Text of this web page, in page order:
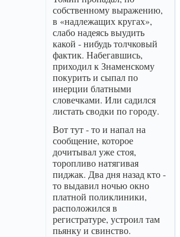
собственному выражению,
в «надлежащих кругах»,
слабо надеясь выудить
какой - нибудь толчковый
фактик. Набегавшись,
приходил к Знаменскому
покурить и сыпал по
инерции блатными
словечками. Или садился
листать сводки по городу.
Вот тут - то и напал на
сообщение, которое
дочитывал уже стоя,
торопливо натягивая
пиджак. Два дня назад кто -
то выдавил ночью окно
платной поликлиники,
расположился в
регистратуре, устроил там
пьянку и свинство.